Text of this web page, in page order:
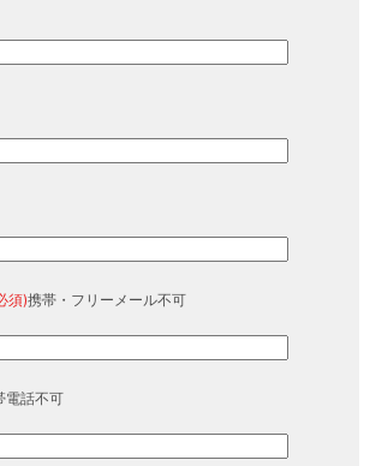
須)携帯・フリーメール不可
電話不可